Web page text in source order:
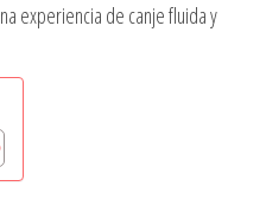
experiencia de canje fluida y